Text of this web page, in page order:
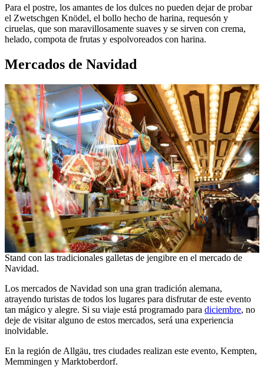
Para el postre, los amantes de los dulces no pueden dejar de probar
el Zwetschgen Knödel, el bollo hecho de harina, requesón y
ciruelas, que son maravillosamente suaves y se sirven con crema,
helado, compota de frutas y espolvoreados con harina.
Mercados de Navidad
Stand con las tradicionales galletas de jengibre en el mercado de
Navidad.
Los mercados de Navidad son una gran tradición alemana,
atrayendo turistas de todos los lugares para disfrutar de este evento
tan mágico y alegre. Si su viaje está programado para diciembre, no
deje de visitar alguno de estos mercados, será una experiencia
inolvidable.
En la región de Allgäu, tres ciudades realizan este evento, Kempten,
Memmingen y Marktoberdorf.